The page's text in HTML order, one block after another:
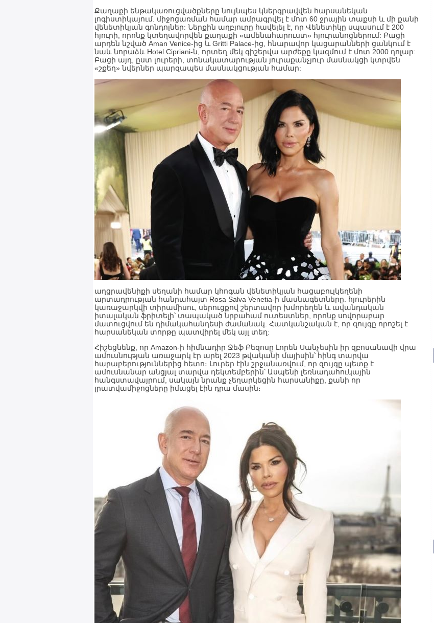
Քաղաքի ենթակառուցվածքները նույնպես կներգրավվեն հարսանեկան
լոգիստիկայում. միջոցառման համար ամրագրվել է մոտ 60 ջրային տաքսի և մի քանի
վենետիկյան գոնդոլներ: Ներքին աղբյուրը հավելել է, որ Վենետիկը սպասում է 200
հյուրի, որոնք կտեղավորվեն քաղաքի «ամենահարուստ» հյուրանոցներում: Բացի
արդեն նշված Aman Venice-ից և Gritti Palace-ից, հնարավոր կացարանների ցանկում է
նաև նորաձև Hotel Cipriani-ն, որտեղ մեկ գիշերվա արժեքը կազմում է մոտ 2000 դոլար:
Բացի այդ, ըստ լուրերի, տոնակատարության յուրաքանչյուր մասնակցի կտրվեն
«շքեղ» նվերներ պարզապես մասնակցության համար:
աղցրավենիքի սեղանի համար կհոգան վենետիկյան հացաբուլկեղենի
արտադրության հանրահայտ Rosa Salva Venetia-ի մասնագետները. հյուրերին
կառաջարկվի տիրամիսու, սերուցքով շերտավոր խմորեղեն և ավանդական
իտալական ֆրիտելի՝ տապակած նրբահամ ուտեստներ, որոնք սովորաբար
մատուցվում են դիմակահանդեսի ժամանակ: Հատկանշական է, որ զույգը որոշել է
հարսանեկան տորթը պատվիրել մեկ այլ տեղ:
Հիշեցնենք, որ Amazon-ի հիմնադիր Ջեֆ Բեզոսը Լորեն Սանչեսին իր զբոսանավի վրա
ամուսնության առաջարկ էր արել 2023 թվականի մայիսին՝ հինգ տարվա
հարաբերություններից հետո։ Լուրեր էին շրջանառվում, որ զույգը պետք է
ամուսնանար անցյալ տարվա դեկտեմբերին՝ Ասպենի լեռնադահուկային
հանգստավայրում, սակայն նրանք չեղարկեցին հարսանիքը, քանի որ
լրատվամիջոցները իմացել էին դրա մասին։